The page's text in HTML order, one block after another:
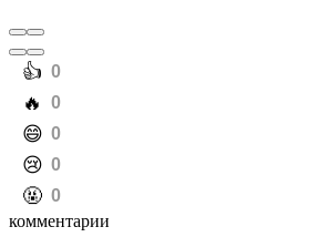
️👍 0
️🔥 0
️😄 0
️😢 0
️🤬 0
комментарии